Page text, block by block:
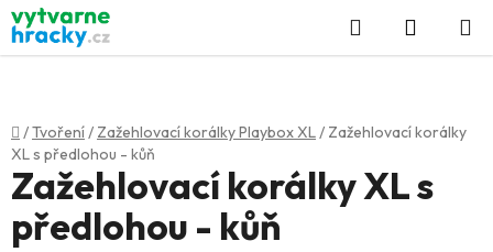
Přejít
na
obsah
Hledat
KOŠÍK
Domů
/Tvoření/ Zažehlovací korálky Playbox XL/ Zažehlovací korálky
XL s předlohou - kůň
Zažehlovací korálky XL s
předlohou - kůň